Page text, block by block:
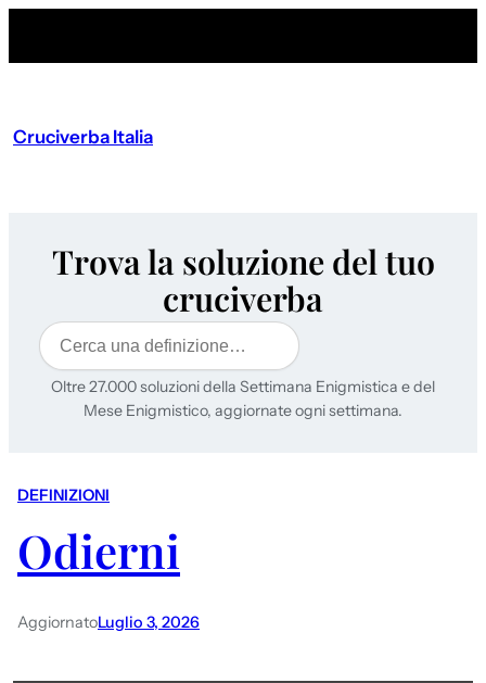
Cruciverba Italia
Trova la soluzione del tuo
cruciverba
Cerca
Oltre 27.000 soluzioni della Settimana Enigmistica e del
Mese Enigmistico, aggiornate ogni settimana.
DEFINIZIONI
Odierni
AggiornatoLuglio 3, 2026